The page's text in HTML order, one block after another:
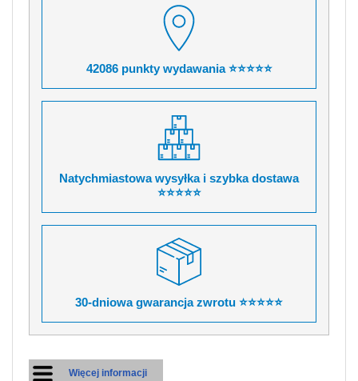
42086 punkty wydawania ⭐⭐⭐⭐⭐
Natychmiastowa wysyłka i szybka dostawa
⭐⭐⭐⭐⭐
30-dniowa gwarancja zwrotu ⭐⭐⭐⭐⭐
Więcej informacji